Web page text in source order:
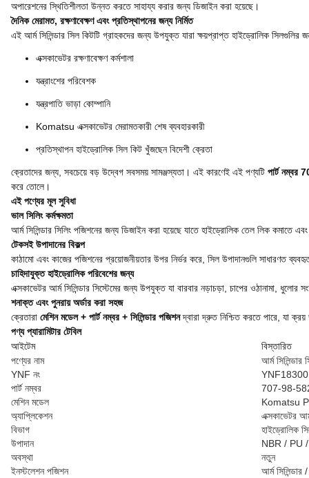
অপারেশনের স্থিতিশীলতা উন্নত করতে সাহায্য করার জন্য ডিজাইন করা হয়েছে।
দৈনিক মেরামত, রক্ষণাবেক্ষণ এবং প্রতিস্থাপনের জন্য নির্মিত
এই আর্ম সিলিন্ডার সিল কিটটি গ্রাহকদের জন্য উপযুক্ত যারা ক্ষয়প্রাপ্ত হাইড্রোলিক
এক্সকাভেটর রক্ষণাবেক্ষণ কর্মশালা
যন্ত্রাংশের পরিবেশক
যন্ত্রপাতি ভাড়া কোম্পানি
Komatsu এক্সকাভেটর মেরামতকারী শেষ ব্যবহারকারী
প্রতিস্থাপন হাইড্রোলিক সিল কিট খুঁজছেন বিদেশী ক্রেতা
ক্রেতাদের জন্য, সবচেয়ে বড় উদ্বেগ সবসময় সামঞ্জস্যতা। এই কারণেই এই পণ্যটি পার্ট
করে তোলে।
এই পণ্যের মূল সুবিধা
ভাল সিলিং কর্মক্ষমতা
আর্ম সিলিন্ডার সিলিং পজিশনের জন্য ডিজাইন করা হয়েছে যাতে হাইড্রোলিক তেল লিক কমাতে
টেকসই উপাদানের বিকল্প
কাঠামো এবং কাজের পজিশনের প্রয়োজনীয়তার উপর নির্ভর করে, সিল উপাদানগুলি সাধারণত
চাহিদাযুক্ত হাইড্রোলিক পরিবেশের জন্য
এক্সকাভেটর আর্ম সিলিন্ডার সিস্টেমের জন্য উপযুক্ত যা বারবার নড়াচড়া, চাপের ওঠানামা, ধুলোর
শনাক্ত এবং পুনরায় অর্ডার করা সহজ
ক্রেতারা মেশিন মডেল + পার্ট নম্বর + সিলিন্ডার পজিশনদ্বারা দ্রুত নিশ্চিত করতে পারে, যা
পণ্য প্যারামিটার টেবিল
আইটেম
বিস্তারিত
পণ্যের নাম
আর্ম সিলিন্ডার
YNF নং
YNF18300
পার্ট নম্বর
707-98-
মেশিন মডেল
Komatsu
অ্যাপ্লিকেশন
এক্সকাভেটর
বিভাগ
হাইড্রোলিক
উপাদান
NBR / PU /
অবস্থা
নতুন
ইনস্টলেশন পজিশন
আর্ম সিলিন্ডার